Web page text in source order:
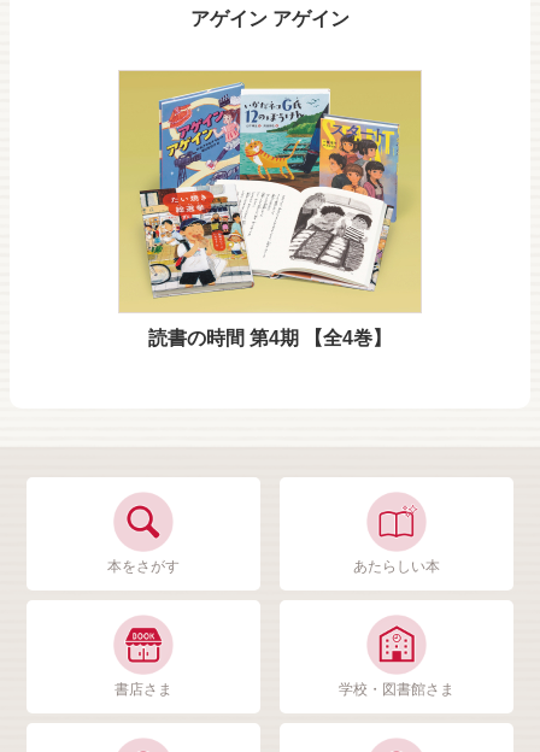
アゲイン アゲイン
読書の時間 第4期 【全4巻】
本をさがす あたらしい本
書店さま 学校・図書館さま